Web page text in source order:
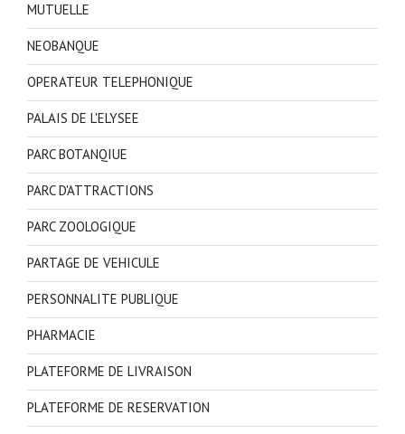
MUTUELLE
NEOBANQUE
OPERATEUR TELEPHONIQUE
PALAIS DE L'ELYSEE
PARC BOTANQIUE
PARC D'ATTRACTIONS
PARC ZOOLOGIQUE
PARTAGE DE VEHICULE
PERSONNALITE PUBLIQUE
PHARMACIE
PLATEFORME DE LIVRAISON
PLATEFORME DE RESERVATION